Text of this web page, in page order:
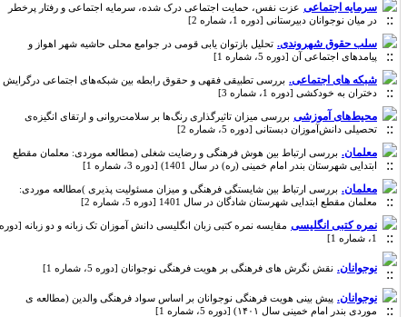
سرمایه اجتماعی عزت نفس، حمایت اجتماعی درک شده، سرمایه اجتماعی و رفتار پرخطر
در میان نوجوانان دبیرستانی [دوره 1، شماره 2]
سلب حقوق شهروندی. تحلیل بازتوان یابی قومی در جوامع محلی حاشیه شهر اهواز و
پیامدهای اجتماعی آن [دوره 5، شماره 1]
شبکه های اجتماعی. بررسی تطبیقی فقهی و حقوق رابطه بین شبکه‌های اجتماعی درگرایش
دختران به خودکشی [دوره 1، شماره 3]
محیط‌های آموزشی بررسی میزان تاثیرگذاری رنگ‌ها بر سلامت‌روانی و ارتقای انگیزه‌ی
تحصیلی دانش‌آموزان دبستانی [دوره 5، شماره 2]
معلمان. بررسی ارتباط بین هوش فرهنگی و رضایت شغلی (مطالعه موردی: معلمان مقطع
ابتدایی شهرستان بندر امام خمینی (ره) در سال 1401) [دوره 3، شماره 1]
معلمان. بررسی ارتباط بین شایستگی فرهنگی و میزان مسئولیت پذیری )مطالعه موردی:
معلمان مقطع ابتدایی شهرستان شادگان در سال 1401 [دوره 5، شماره 2]
نمره کتبی انگلیسی مقایسه نمره کتبی زبان انگلیسی دانش آموزان تک زبانه و دو زبانه [دوره
1، شماره 1]
نوجوانان. نقش نگرش های فرهنگی بر هویت فرهنگی نوجوانان [دوره 5، شماره 1]
نوجوانان. پیش بینی هویت فرهنگی نوجوانان بر اساس سواد فرهنگی والدین (مطالعه ی
موردی بندر امام خمینی سال ۱۴۰۱) [دوره 5، شماره 1]